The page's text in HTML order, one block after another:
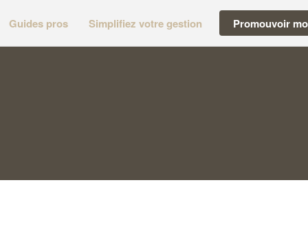
Guides pros Simplifiez votre gestion Promouvoir